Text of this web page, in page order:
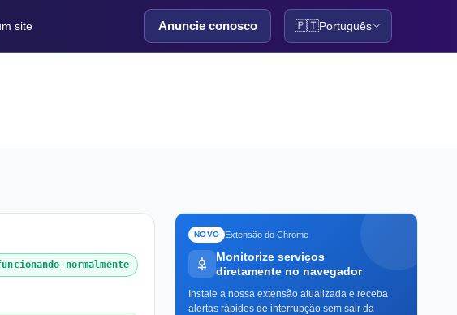
site Anuncie conosco 🇵🇹Português
normalmente
NOVO Extensão do Chrome
Monitorize serviços
diretamente no navegador
Instale a nossa extensão atualizada e receba
alertas rápidos de interrupção sem sair da